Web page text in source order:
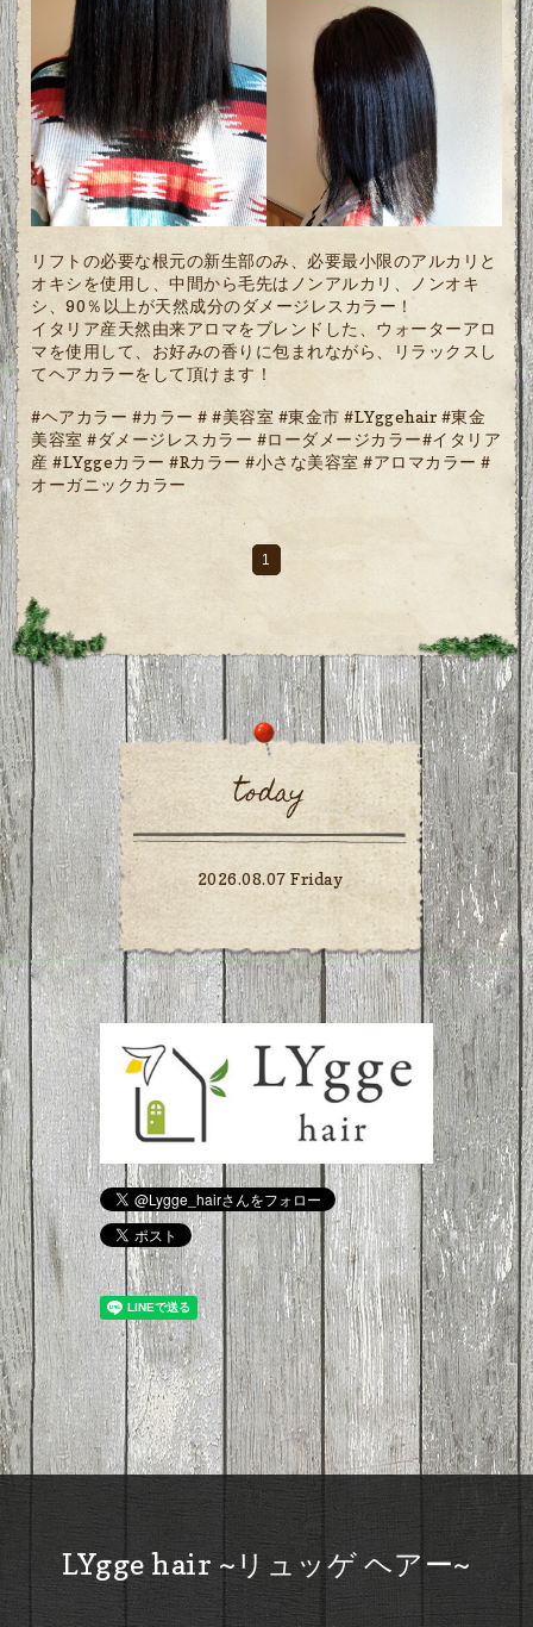
リフトの必要な根元の新生部のみ、必要最小限のアルカリと
オキシを使用し、中間から毛先はノンアルカリ、ノンオキ
シ、90％以上が天然成分のダメージレスカラー！
イタリア産天然由来アロマをブレンドした、ウォーターアロ
マを使用して、お好みの香りに包まれながら、リラックスし
てヘアカラーをして頂けます！
#ヘアカラー #カラー # #美容室 #東金市 #LYggehair #東金
美容室 #ダメージレスカラー #ローダメージカラー#イタリア
産 #LYggeカラー #Rカラー #小さな美容室 #アロマカラー #
オーガニックカラー
1
today
2026.08.07 Friday
LYgge hair ~リュッゲ ヘアー~